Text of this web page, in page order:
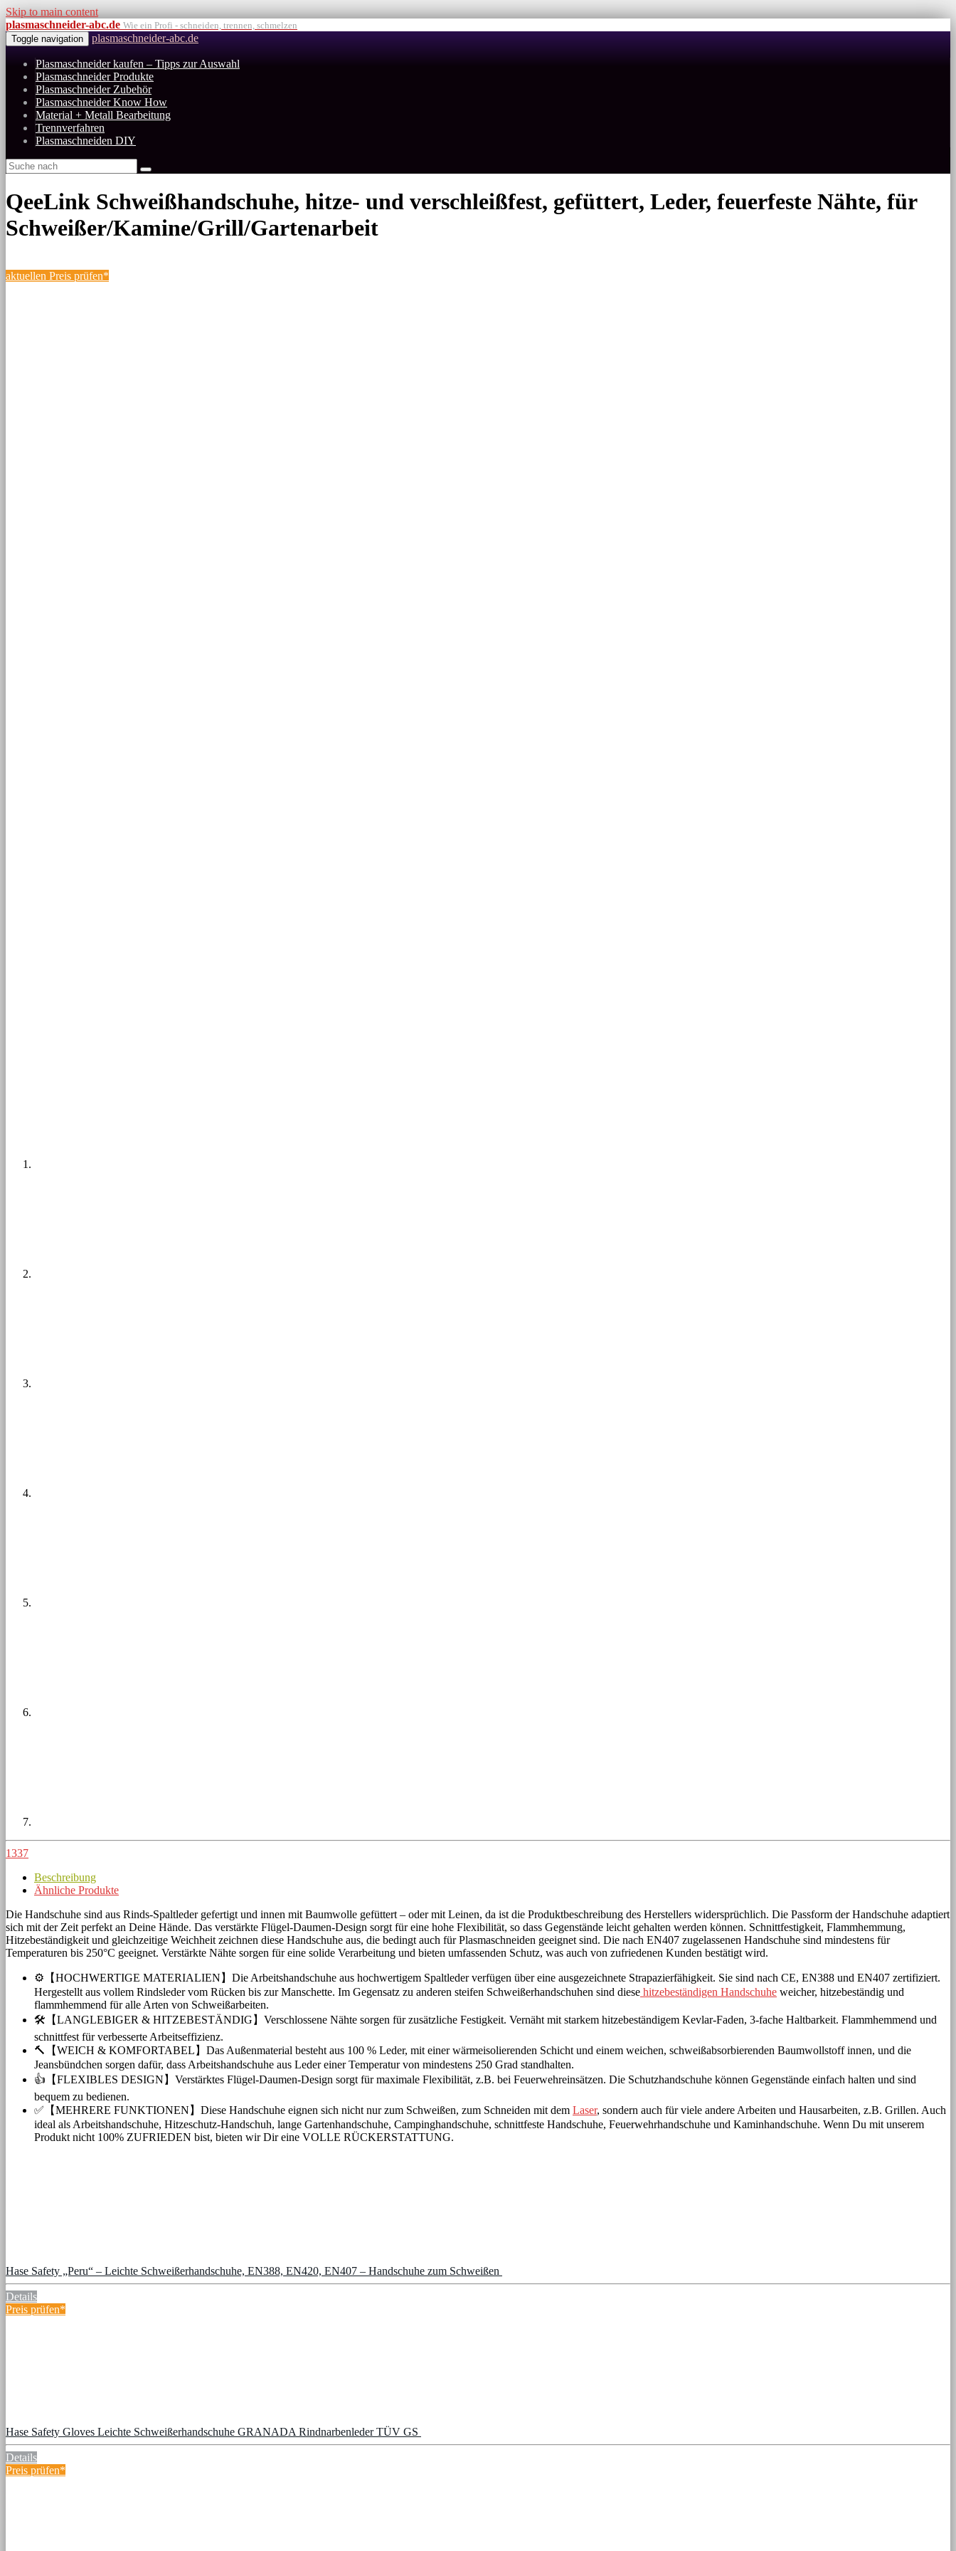
Skip to main content
plasmaschneider-abc.de Wie ein Profi - schneiden, trennen, schmelzen
Toggle navigation
plasmaschneider-abc.de
Plasmaschneider kaufen – Tipps zur Auswahl
Plasmaschneider Produkte
Plasmaschneider Zubehör
Plasmaschneider Know How
Material + Metall Bearbeitung
Trennverfahren
Plasmaschneiden DIY
QeeLink Schweißhandschuhe, hitze- und verschleißfest, gefüttert, Leder, feuerfeste Nähte, für
Schweißer/Kamine/Grill/Gartenarbeit
aktuellen Preis prüfen*
1337
Beschreibung
Ähnliche Produkte
Die Handschuhe sind aus Rinds-Spaltleder gefertigt und innen mit Baumwolle gefüttert – oder mit Leinen, da ist die Produktbeschreibung des Herstellers widersprüchlich. Die Passform der Handschuhe adaptiert
sich mit der Zeit perfekt an Deine Hände. Das verstärkte Flügel-Daumen-Design sorgt für eine hohe Flexibilität, so dass Gegenstände leicht gehalten werden können. Schnittfestigkeit, Flammhemmung,
Hitzebeständigkeit und gleichzeitige Weichheit zeichnen diese Handschuhe aus, die bedingt auch für Plasmaschneiden geeignet sind. Die nach EN407 zugelassenen Handschuhe sind mindestens für
Temperaturen bis 250°C geeignet. Verstärkte Nähte sorgen für eine solide Verarbeitung und bieten umfassenden Schutz, was auch von zufriedenen Kunden bestätigt wird.
⚙️【HOCHWERTIGE MATERIALIEN】Die Arbeitshandschuhe aus hochwertigem Spaltleder verfügen über eine ausgezeichnete Strapazierfähigkeit. Sie sind nach CE, EN388 und EN407 zertifiziert.
Hergestellt aus vollem Rindsleder vom Rücken bis zur Manschette. Im Gegensatz zu anderen steifen Schweißerhandschuhen sind diese hitzebeständigen Handschuhe weicher, hitzebeständig und
flammhemmend für alle Arten von Schweißarbeiten.
🛠️【LANGLEBIGER & HITZEBESTÄNDIG】Verschlossene Nähte sorgen für zusätzliche Festigkeit. Vernäht mit starkem hitzebeständigem Kevlar-Faden, 3-fache Haltbarkeit. Flammhemmend und
schnittfest für verbesserte Arbeitseffizienz.
🔨【WEICH & KOMFORTABEL】Das Außenmaterial besteht aus 100 % Leder, mit einer wärmeisolierenden Schicht und einem weichen, schweißabsorbierenden Baumwollstoff innen, und die
Jeansbündchen sorgen dafür, dass Arbeitshandschuhe aus Leder einer Temperatur von mindestens 250 Grad standhalten.
👍【FLEXIBLES DESIGN】Verstärktes Flügel-Daumen-Design sorgt für maximale Flexibilität, z.B. bei Feuerwehreinsätzen. Die Schutzhandschuhe können Gegenstände einfach halten und sind
bequem zu bedienen.
✅【MEHRERE FUNKTIONEN】Diese Handschuhe eignen sich nicht nur zum Schweißen, zum Schneiden mit dem Laser, sondern auch für viele andere Arbeiten und Hausarbeiten, z.B. Grillen. Auch
ideal als Arbeitshandschuhe, Hitzeschutz-Handschuh, lange Gartenhandschuhe, Campinghandschuhe, schnittfeste Handschuhe, Feuerwehrhandschuhe und Kaminhandschuhe. Wenn Du mit unserem
Produkt nicht 100% ZUFRIEDEN bist, bieten wir Dir eine VOLLE RÜCKERSTATTUNG.
Hase Safety „Peru“ – Leichte Schweißerhandschuhe, EN388, EN420, EN407 – Handschuhe zum Schweißen
Details
Preis prüfen*
Hase Safety Gloves Leichte Schweißerhandschuhe GRANADA Rindnarbenleder TÜV GS
Details
Preis prüfen*